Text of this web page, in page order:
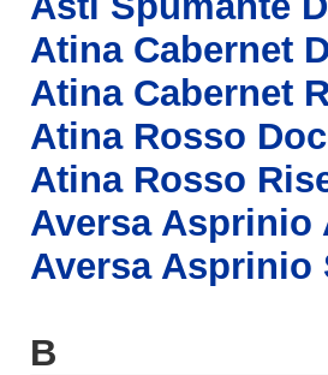
Atina Cabernet
Atina Cabernet
Atina Rosso Doc
Atina Rosso
Aversa Asprinio
Aversa Asprinio
B